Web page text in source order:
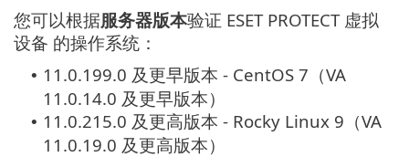
您可以根据服务器版本验证 ESET PROTECT 虚拟
设备 的操作系统：
• 11.0.199.0 及更早版本 - CentOS 7（VA
11.0.14.0 及更早版本）
• 11.0.215.0 及更高版本 - Rocky Linux 9（VA
11.0.19.0 及更高版本）